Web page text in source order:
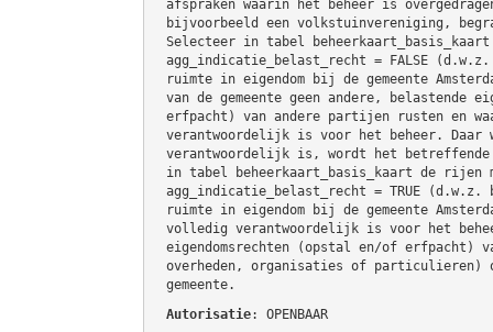
afspraken waarin het beheer is
bijvoorbeeld een volkstuinvereniging,
Selecteer in tabel
agg_indicatie_belast_recht = FALSE
ruimte in eigendom bij de gemeente
van de gemeente geen andere, belastende
erfpacht) van andere partijen rusten en
verantwoordelijk is voor het beheer. Daar
verantwoordelijk is, wordt het
in tabel beheerkaart_basis_kaart de rijen
agg_indicatie_belast_recht = TRUE
ruimte in eigendom bij de gemeente
volledig verantwoordelijk is voor het
eigendomsrechten (opstal en/of erfpacht)
overheden, organisaties of particulieren)
gemeente.
Autorisatie: OPENBAAR